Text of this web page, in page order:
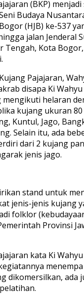
(BKP)
Budaya
(HJB) ke-537
jalan Jenderal
Tengah, Kota
Pajajaran,
disapa Ki
mengikuti helaran
kujang ukuran 80
Kuntul, Jago,
Selain itu, ada
dari 2 kujang
jenis jago.
stand untuk
jenis-jenis kujang
folklor
Provinsi
kata Ki
dikomersilkan, ada